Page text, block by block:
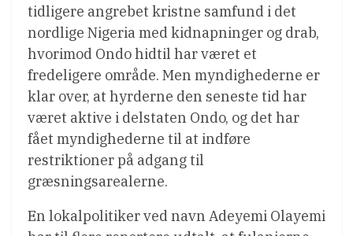
tidligere angrebet kristne samfund i det
nordlige Nigeria med kidnapninger og drab,
hvorimod Ondo hidtil har været et
fredeligere område. Men myndighederne er
klar over, at hyrderne den seneste tid har
været aktive i delstaten Ondo, og det har
fået myndighederne til at indføre
restriktioner på adgang til
græsningsarealerne.
En lokalpolitiker ved navn Adeyemi Olayemi